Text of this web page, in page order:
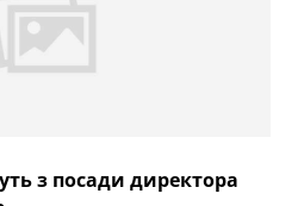
з посади директора